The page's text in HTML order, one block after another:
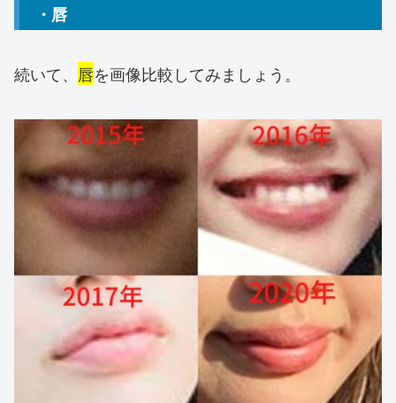
・唇
続いて、 唇を画像比較してみましょう。